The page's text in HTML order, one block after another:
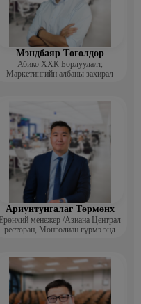
Мэндбаяр Төгөлдөр
Абико ХХК Борлуулалт,
Маркетингийн албаны захирал
Ариунтунгалаг Төрмөнх
Ерөнхий менежер /Азиана Централ
ресторан, Монголиан гүрмэ энд